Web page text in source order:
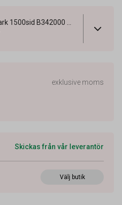
exklusive moms
Skickas från vår leverantör
Välj butik